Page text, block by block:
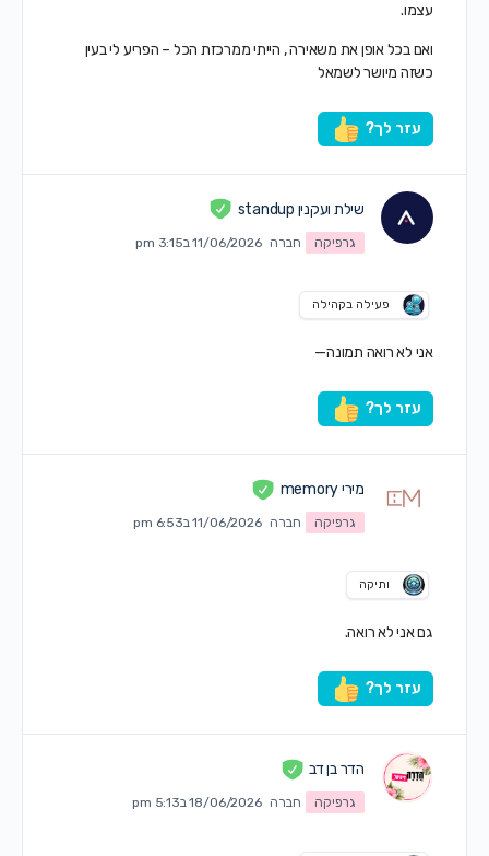
עצמו.
ואם בכל אופן את משאירה , הייתי ממרכזת הכל – הפריע לי בעין
כשזה מיושר לשמאל
עזר לך?
שילת ועקנין standup
גרפיקה חברה 11/06/2026 ב3:15 pm
פעילה בקהילה
אני לא רואה תמונה—
עזר לך?
מירי memory
גרפיקה חברה 11/06/2026 ב6:53 pm
ותיקה
גם אני לא רואה.
עזר לך?
הדר בן דב
גרפיקה חברה 18/06/2026 ב5:13 pm